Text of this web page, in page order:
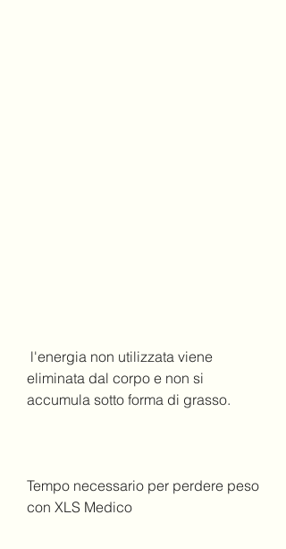
eliminata dal corpo e non si
accumula sotto forma di grasso.
Tempo necessario per perdere peso
con XLS Medico